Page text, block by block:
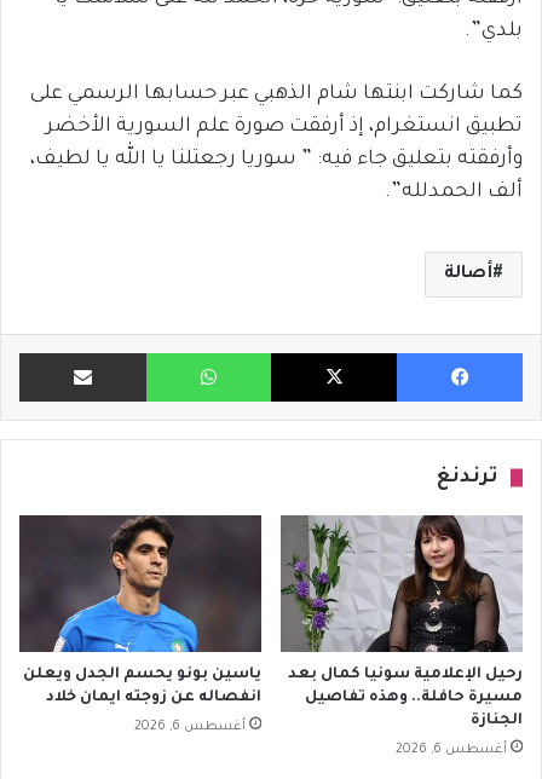
بلدي”.
كما شاركت ابنتها شام الذهبي عبر حسابها الرسمي على
تطبيق انستغرام، إذ أرفقت صورة علم السورية الأخضر
وأرفقته بتعليق جاء فيه: ” سوريا رجعتلنا يا الله يا لطيف،
ألف الحمدلله”.
أصالة
فيسبوك X واتساب مشاركة
ترندنغ
رحيل الإعلامية سونيا كمال بعد
مسيرة حافلة.. وهذه تفاصيل
الجنازة
أغسطس 6, 2026
ياسين بونو يحسم الجدل ويعلن
انفصاله عن زوجته ايمان خلاد
أغسطس 6, 2026